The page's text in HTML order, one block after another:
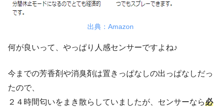
出典：Amazon
何が良いって、やっぱり人感センサーですよね♪
今までの芳香剤や消臭剤は置きっぱなしの出っぱなしだっ
たので、
２４時間匂いをまき散らしていましたが、センサーなら必